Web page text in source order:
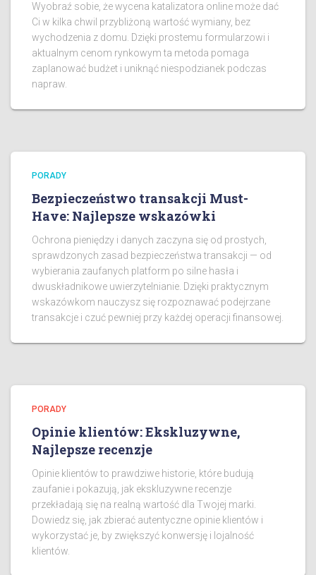
Wyobraź sobie, że wycena katalizatora online może dać
Ci w kilka chwil przybliżoną wartość wymiany, bez
wychodzenia z domu. Dzięki prostemu formularzowi i
aktualnym cenom rynkowym ta metoda pomaga
zaplanować budżet i uniknąć niespodzianek podczas
napraw.
PORADY
Bezpieczeństwo transakcji Must-
Have: Najlepsze wskazówki
Ochrona pieniędzy i danych zaczyna się od prostych,
sprawdzonych zasad bezpieczeństwa transakcji — od
wybierania zaufanych platform po silne hasła i
dwuskładnikowe uwierzytelnianie. Dzięki praktycznym
wskazówkom nauczysz się rozpoznawać podejrzane
transakcje i czuć pewniej przy każdej operacji finansowej.
PORADY
Opinie klientów: Ekskluzywne,
Najlepsze recenzje
Opinie klientów to prawdziwe historie, które budują
zaufanie i pokazują, jak ekskluzywne recenzje
przekładają się na realną wartość dla Twojej marki.
Dowiedz się, jak zbierać autentyczne opinie klientów i
wykorzystać je, by zwiększyć konwersję i lojalność
klientów.